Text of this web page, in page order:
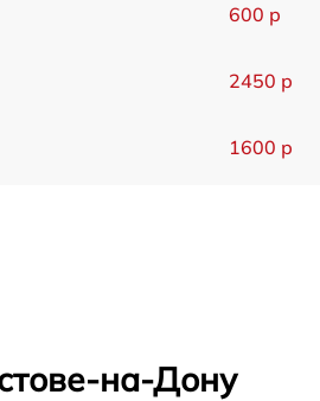
600 р
2450 р
1600 р
на-Дону